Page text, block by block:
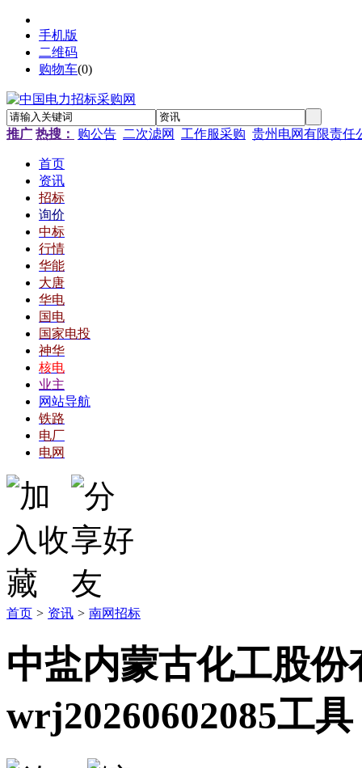
手机版
二维码
购物车(0)
推广 热搜： 购公告 二次滤网 工作服采购 贵州电网有限责任
首页
资讯
招标
询价
中标
行情
华能
大唐
华电
国电
国家电投
神华
核电
业主
网站导航
铁路
电厂
电网
首页 > 资讯 > 南网招标
中盐内蒙古化工股
wrj20260602085工